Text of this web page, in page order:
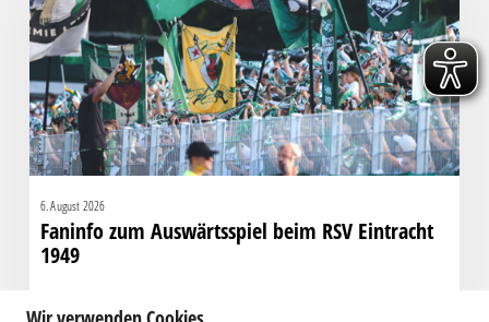
RSV
Eintracht
6. August 2026
Faninfo zum Auswärtsspiel beim RSV Eintracht
1949